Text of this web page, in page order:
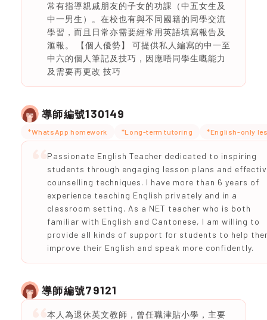
常有指導親戚朋友的子女的功課（中五女生及
中一男生）。在校也有與不同國籍的同學交流
學習，而且日常亦需要經常用英語填寫報告及
滙報。 【個人優勢】 可提供私人編寫的中一至
中六的個人筆記及技巧，因應唔同學生嘅能力
及需要再更改 技巧
導師編號130149
*WhatsApp homework *Long-term tutoring *English-only
Passionate English Teacher dedicated to inspiring
students through engaging lesson plans and
counselling techniques. I have more than 6 years of
experience teaching English privately and in a
classroom setting. As a NET teacher who is both
familiar with English and Cantonese, I am willing to
provide all kinds of support for students to help
improve their English and speak more confidently.
導師編號79121
本人為退休英文教師，曾任職津貼小學，主要